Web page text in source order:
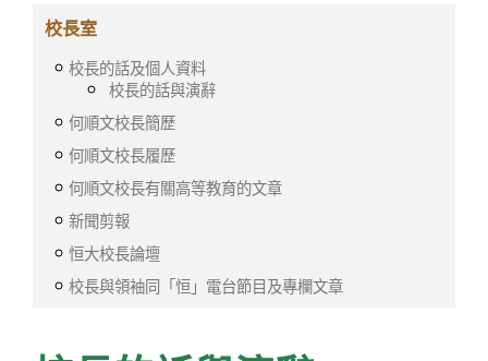
校長室
校長的話及個人資料
校長的話與演辭
何順文校長簡歷
何順文校長履歷
何順文校長有關高等教育的文章
新聞剪報
恒大校長論壇
校長與領袖同「恒」電台節目及專欄文章